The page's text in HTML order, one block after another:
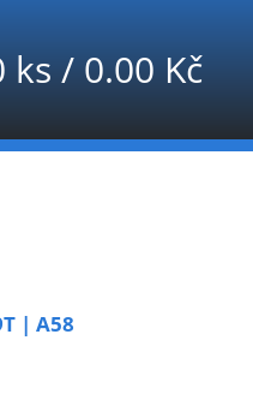
ks/0.00Kč
| A58